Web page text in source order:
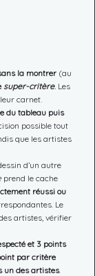
la montrer (au
super-critère. Les
carnet.
du tableau puis
possible tout
que les artistes
d’un autre
prend le cache
réussi ou
Le
artistes, vérifier
et 3 points
par critère
un des artistes.